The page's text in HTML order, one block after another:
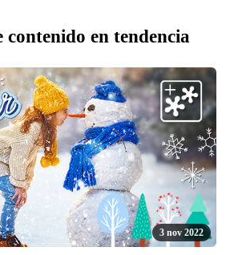
contenido en tendencia
3 nov 2022